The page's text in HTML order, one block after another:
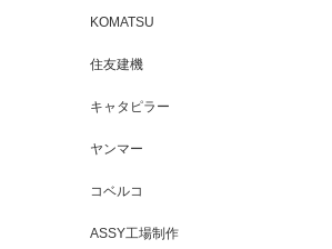
KOMATSU
住友建機
キャタピラー
ヤンマー
コベルコ
ASSY工場制作